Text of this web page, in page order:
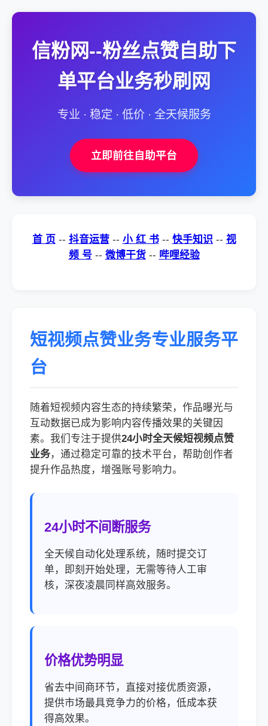
信粉网--粉丝点赞自助下
单平台业务秒刷网
专业 · 稳定 · 低价 · 全天候服务
立即前往自助平台
首 页 -- 抖音运营 -- 小 红 书 -- 快手知识 -- 视
频 号 -- 微博干货 -- 哔哩经验
短视频点赞业务专业服务平
台
随着短视频内容生态的持续繁荣，作品曝光与
互动数据已成为影响内容传播效果的关键因
素。我们专注于提供24小时全天候短视频点赞
业务，通过稳定可靠的技术平台，帮助创作者
提升作品热度，增强账号影响力。
24小时不间断服务
全天候自动化处理系统，随时提交订
单，即刻开始处理，无需等待人工审
核，深夜凌晨同样高效服务。
价格优势明显
省去中间商环节，直接对接优质资源，
提供市场最具竞争力的价格，低成本获
得高效果。